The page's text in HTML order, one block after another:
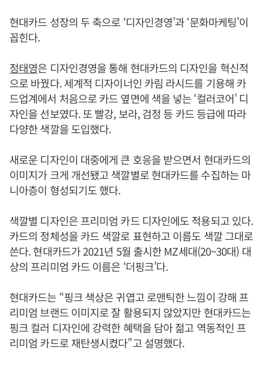
현대카드 성장의 두 축으로 ‘디자인경영’과 ‘문화마케팅’이
꼽힌다.
정태영은 디자인경영을 통해 현대카드의 디자인을 혁신적
으로 바꿨다. 세계적 디자이너인 카림 라시드를 기용해 카
드업계에서 처음으로 카드 옆면에 색을 넣는 ‘컬러코어’ 디
자인을 선보였다. 또 빨강, 보라, 검정 등 카드 등급에 따라
다양한 색깔을 도입했다.
새로운 디자인이 대중에게 큰 호응을 받으면서 현대카드의
이미지가 크게 개선됐고 색깔별로 현대카드를 수집하는 마
니아층이 형성되기도 했다.
색깔별 디자인은 프리미엄 카드 디자인에도 적용되고 있다.
카드의 정체성을 카드 색깔로 표현하고 이름도 색깔 그대로
쓴다. 현대카드가 2021년 5월 출시한 MZ세대(20~30대) 대
상의 프리미엄 카드 이름은 ‘더핑크’다.
현대카드는 “핑크 색상은 귀엽고 로맨틱한 느낌이 강해 프
리미엄 브랜드 이미지로 잘 활용되지 않았지만 현대카드는
핑크 컬러 디자인에 강력한 혜택을 담아 젊고 역동적인 프
리미엄 카드로 재탄생시켰다”고 설명했다.